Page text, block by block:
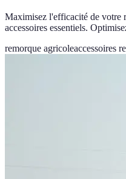
Maximisez l'efficacité de votre
accessoires essentiels.
remorque agricoleaccessoires